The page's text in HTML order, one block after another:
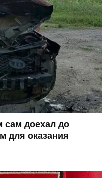
сам доехал до
для оказания